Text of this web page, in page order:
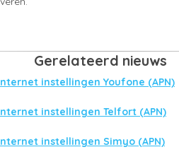
Gerelateerd nieuws
instellingen Youfone (APN)
instellingen Telfort (APN)
instellingen Simyo (APN)